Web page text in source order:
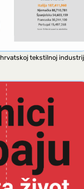
tekstilnoj